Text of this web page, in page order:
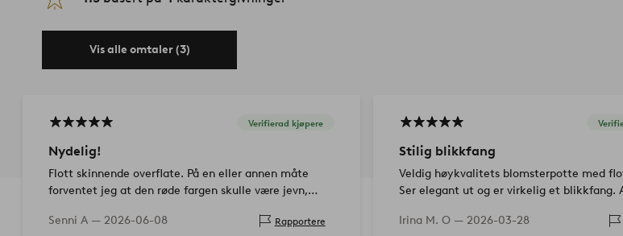
Vis alle omtaler (3)
Verifierad kjøpere
Nydelig!
Flott skinnende overflate. På en eller annen måte
forventet jeg at den røde fargen skulle være jevn,
malingsstrøkene er synlige'. Etter det fø…
Senni A — 2026-06-08 Rapportere
Stilig blikkfang
Veldig høykvalitets blomsterpotte med
Ser elegant ut og er virkelig et blikkfang.
Irina M. O — 2026-03-28